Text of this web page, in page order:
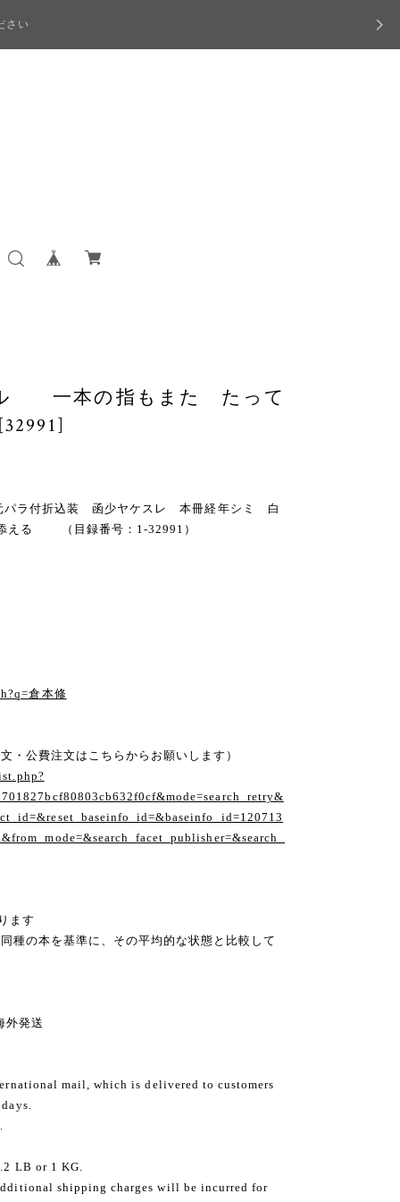
さい
ル 一本の指もまた たって
パラ付折込装 函少ヤケスレ 本冊経年シミ 白
える （目録番号：1-32991）
倉本修
・公費注文はこちらからお願いします）
ます
種の本を基準に、その平均的な状態と比較して
発送
mail, which is delivered to customers
LB or 1 KG.
shipping charges will be incurred for